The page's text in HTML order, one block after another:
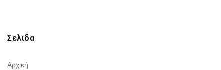
Σελιδα
Αρχική